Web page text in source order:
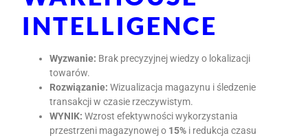
INTELLIGENCE
Wyzwanie: Brak precyzyjnej wiedzy o lokalizacji
towarów.
Rozwiązanie: Wizualizacja magazynu i śledzenie
transakcji w czasie rzeczywistym.
WYNIK: Wzrost efektywności wykorzystania
przestrzeni magazynowej o 15% i redukcja czasu